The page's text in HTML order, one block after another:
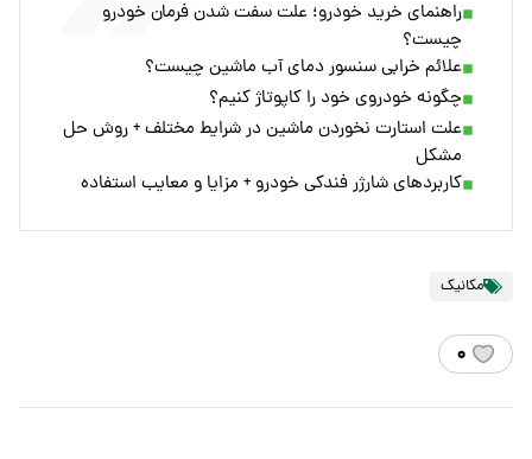
راهنمای خرید خودرو؛ علت‌ سفت شدن فرمان خودرو
چیست؟
علائم خرابی سنسور دمای آب ماشین چیست؟
چگونه خودروی خود را کاپوتاژ کنیم؟
علت استارت نخوردن ماشین در شرایط مختلف + روش حل
مشکل
کاربردهای شارژر فندکی خودرو + مزایا و معایب استفاده
مکانیک
۰